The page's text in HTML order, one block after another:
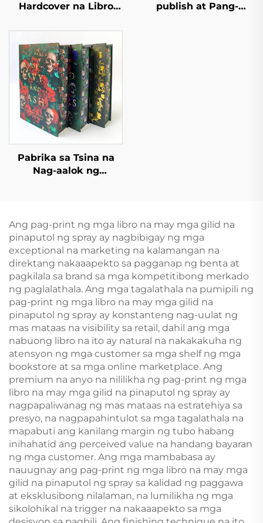
Hardcover na Libro
Mass Printing ng Libro
Pasadyang Set ng
Hardcover na Libro
publish at Pang-
Pabrika sa Tsina na
Nag-aalok ng
na May Pininturahan
ang mga Gilid, Eco-
Friendly, Kasama ang
Dust Jacket
Ang pag-print ng mga libro na may mga gilid na
pinaputol ng spray ay nagbibigay ng mga
exceptional na marketing na kalamangan na
direktang nakaaapekto sa pagganap ng benta at
pagkilala sa brand sa mga kompetitibong merkado
ng paglalathala. Ang mga tagalathala na pumipili ng
pag-print ng mga libro na may mga gilid na
pinaputol ng spray ay konstanteng nag-uulat ng
mas mataas na visibility sa retail, dahil ang mga
nabuong libro na ito ay natural na nakakakuha ng
atensyon ng mga customer sa mga shelf ng mga
bookstore at sa mga online marketplace. Ang
premium na anyo na nililikha ng pag-print ng mga
libro na may mga gilid na pinaputol ng spray ay
nagpapaliwanag ng mas mataas na estratehiya sa
presyo, na nagpapahintulot sa mga tagalathala na
mapabuti ang kanilang margin ng tubo habang
inihahatid ang perceived value na handang bayaran
ng mga customer. Ang mga mambabasa ay
nauugnay ang pag-print ng mga libro na may mga
gilid na pinaputol ng spray sa kalidad ng paggawa
at eksklusibong nilalaman, na lumilikha ng mga
sikolohikal na trigger na nakaaapekto sa mga